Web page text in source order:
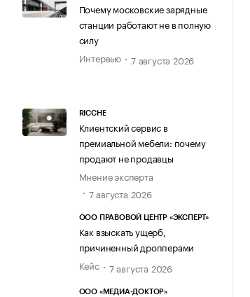
Почему московские зарядные
станции работают не в полную
силу
Интервью
7 августа 2026
RICCHE
Клиентский сервис в
премиальной мебели: почему
продают не продавцы
Мнение эксперта
7 августа 2026
ООО ПРАВОВОЙ ЦЕНТР «ЭКСПЕРТ»
Как взыскать ущерб,
причиненный дропперами
Кейс
7 августа 2026
ООО «МЕДИА-ДОКТОР»